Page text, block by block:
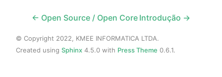
← Open Source / Open Core Introdução →
© Copyright 2022, KMEE INFORMATICA LTDA.
Created using Sphinx 4.5.0 with Press Theme 0.6.1.